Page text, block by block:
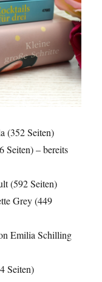
(352 Seiten)
Seiten) – bereits
(592 Seiten)
Grey (449
Emilia Schilling
Seiten)